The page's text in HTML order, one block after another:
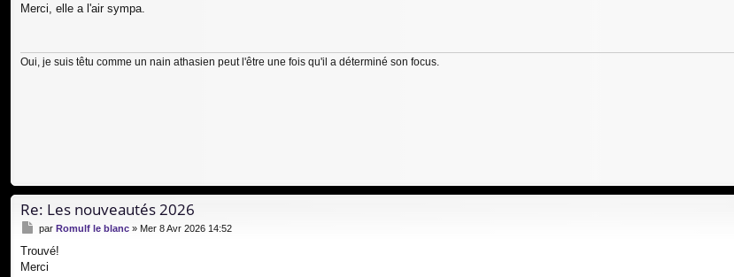
s
g
e
Merci, elle a l'air sympa.
Oui, je suis têtu comme un nain athasien peut l'être une fois qu'il a déterminé son focus.
Re: Les nouveautés 2026
M
s
s
par Romulf le blanc » Mer 8 Avr 2026 14:52
Trouvé!
Merci